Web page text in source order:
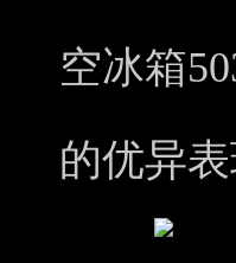
空冰箱
的优异